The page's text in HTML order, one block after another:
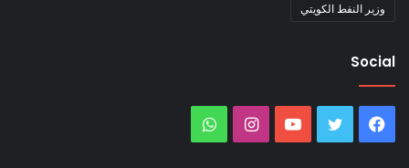
وزير النفط الكويتي
Social
فيسبوك تويتر يوتيوب انستقرام